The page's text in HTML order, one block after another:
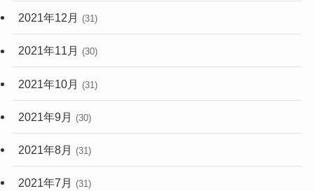
2021年12月 (31)
2021年11月 (30)
2021年10月 (31)
2021年9月 (30)
2021年8月 (31)
2021年7月 (31)